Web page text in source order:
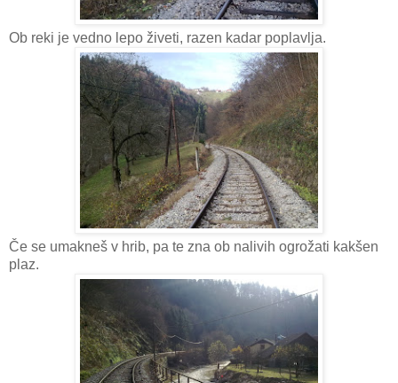
Ob reki je vedno lepo živeti, razen kadar poplavlja.
Če se umakneš v hrib, pa te zna ob nalivih ogrožati kakšen
plaz.